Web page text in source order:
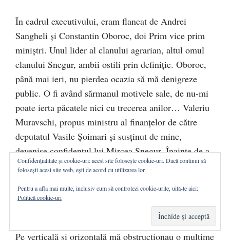
În cadrul executivului, eram flancat de Andrei
Sangheli și Constantin Oboroc, doi Prim vice prim
miniștri. Unul lider al clanului agrarian, altul omul
clanului Snegur, ambii ostili prin definiție. Oboroc,
până mai ieri, nu pierdea ocazia să mă denigreze
public. O fi având sărmanul motivele sale, de nu-mi
poate ierta păcatele nici cu trecerea anilor… Valeriu
Muravschi, propus ministru al finanțelor de către
deputatul Vasile Șoimari și susținut de mine,
devenise confidentul lui Mircea Snegur. Înainte de a
începe ședințele de guvern, făcea nazuri ca o
demisionez!”. Dar pe culoare întreba colegii când își
Pe verticală și orizontală mă obstrucționau o mulțime
Confidențialitate și cookie-uri: acest site folosește cookie-uri. Dacă continui să
folosești acest site web, ești de acord cu utilizarea lor.
Pentru a afla mai multe, inclusiv cum să controlezi cookie-urile, uită-te aici:
Politică cookie-uri